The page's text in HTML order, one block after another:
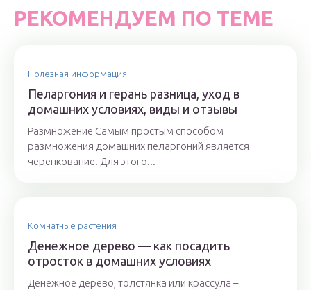
РЕКОМЕНДУЕМ ПО ТЕМЕ
Полезная информация
Пеларгония и герань разница, уход в
домашних условиях, виды и отзывы
Размножение Самым простым способом
размножения домашних пеларгоний является
черенкование. Для этого...
Комнатные растения
Денежное дерево — как посадить
отросток в домашних условиях
Денежное дерево, толстянка или крассула –